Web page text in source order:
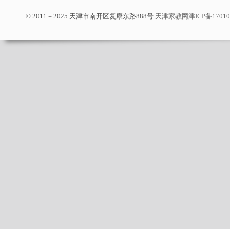
© 2011－2025 天津市南开区复康东路888号 天津家教网津ICP备